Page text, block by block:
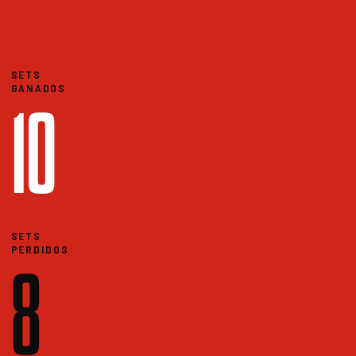
SETS
GANADOS
10
SETS
PERDIDOS
8